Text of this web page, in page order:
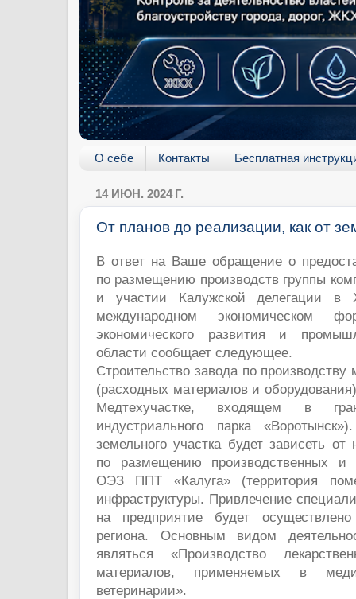
О себе Контакты Бесплатная
14 ИЮН. 2024 Г.
От планов до реализации, как от
В ответ на Ваше обращение о
по размещению производств группы
и участии Калужской делегации в
международном экономическом
экономического развития и
области сообщает следующее.
Строительство завода по
(расходных материалов и
Медтехучастке, входящем в
индустриального парка
земельного участка будет зависеть от
по размещению производственных и
ОЭЗ ППТ «Калуга» (территория
инфраструктуры. Привлечение
на предприятие будет
региона. Основным видом
являться «Производство
материалов, применяемых в
ветеринарии».